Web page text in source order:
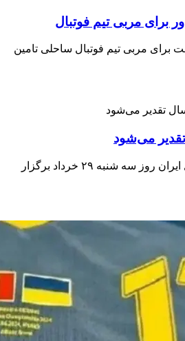
برای مربی تیم فوتبال
برای مربی تیم فوتبال ساحلی تامین
می‌شود
مراسم برترین‌های فوتسال ایران روز سه شنبه ۲۹ خرداد برگزار